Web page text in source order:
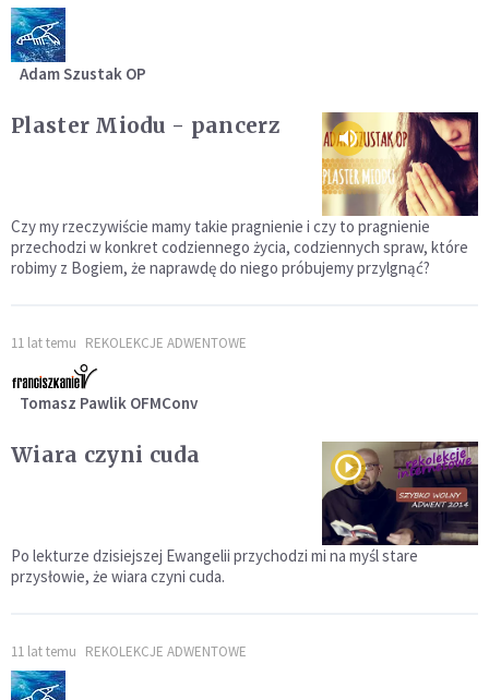
Adam Szustak OP
Plaster Miodu - pancerz
Czy my rzeczywiście mamy takie pragnienie i czy to pragnienie
przechodzi w konkret codziennego życia, codziennych spraw, które
robimy z Bogiem, że naprawdę do niego próbujemy przylgnąć?
11 lat temu REKOLEKCJE ADWENTOWE
Tomasz Pawlik OFMConv
Wiara czyni cuda
Po lekturze dzisiejszej Ewangelii przychodzi mi na myśl stare
przysłowie, że wiara czyni cuda.
11 lat temu REKOLEKCJE ADWENTOWE